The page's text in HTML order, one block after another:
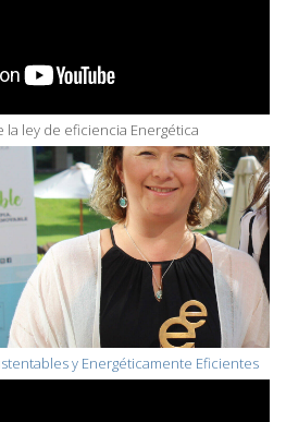
la ley de eficiencia Energética
y Energéticamente Eficientes